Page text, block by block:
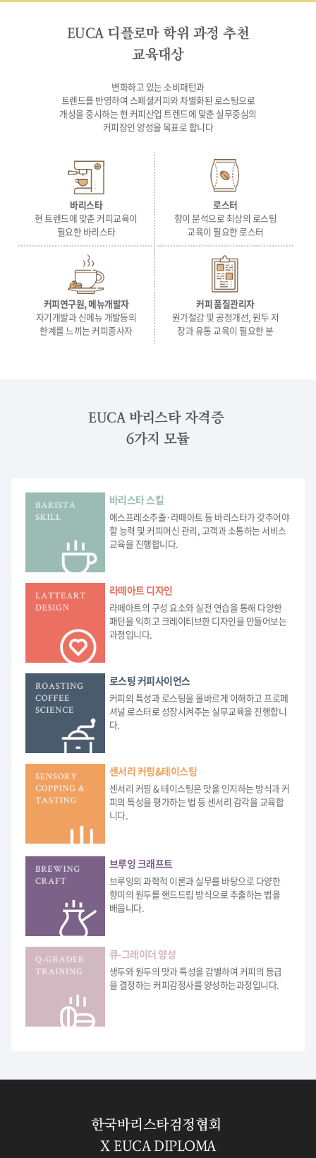
EUCA 디플로마 학위 과정 추천
교육대상
변화하고 있는 소비패턴과
트렌드를 반영하여 스페셜커피와 차별화된 로스팅으로
개성을 중시하는 현 커피산업 트렌드에 맞춘 실무중심의
커피장인 양성을 목표로 합니다
바리스타
현 트렌드에 맞춘 커피교육이
필요한 바리스타
로스터
향이 분석으로 최상의 로스팅
교육이 필요한 로스터
커피연구원, 메뉴개발자
자기개발과 신메뉴 개발등의
한계를 느끼는 커피종사자
커피 품질관리자
원가절감 및 공정개선, 원두 저
장과 유통 교육이 필요한 분
EUCA 바리스타 자격증
6가지 모듈
바리스타 스킬
에스프레소추출·라떼아트 등 바리스타가 갖추어야
할 능력 및 커피머신 관리, 고객과 소통하는 서비스
교육을 진행합니다.
라떼아트 디자인
라떼아트의 구성 요소와 실전 연습을 통해 다양한
패턴을 익히고 크레이티브한 디자인을 만들어보는
과정입니다.
로스팅 커피사이언스
커피의 특성과 로스팅을 올바르게 이해하고 프로페
셔널 로스터로 성장시켜주는 실무교육을 진행합니
다.
센서리 커핑&테이스팅
센서리 커핑 & 테이스팅은 맛을 인지하는 방식과 커
피의 특성을 평가하는 법 등 센서리 감각을 교육합
니다.
브루잉 크래프트
브루잉의 과학적 이론과 실무를 바탕으로 다양한
향미의 원두를 핸드드립 방식으로 추출하는 법을
배웁니다.
큐-그레이더 양성
생두와 원두의 맛과 특성을 감별하여 커피의 등급
을 결정하는 커피감정사를 양성하는과정입니다.
한국바리스타검정협회
X EUCA DIPLOMA